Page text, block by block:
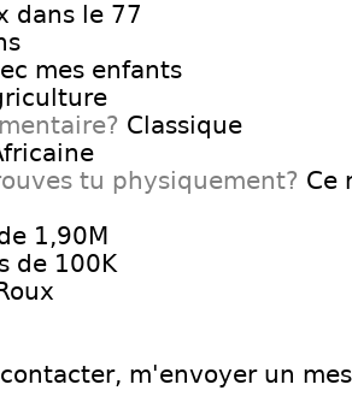
dans le 77
mes enfants
Classique
tu physiquement? Ce
1,90M
de 100K
Roux
m'envoyer un